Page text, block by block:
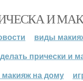
И
виды
прически и
макияж на дому